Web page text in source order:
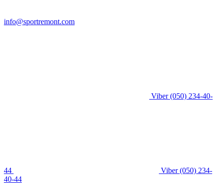
info@sportremont.com
Viber(050) 234-40-
44 Viber(050) 234-
40-44